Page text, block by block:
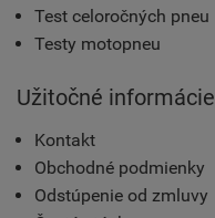
Test celoročných pneu
Testy motopneu
Užitočné informácie
Kontakt
Obchodné podmienky
Odstúpenie od zmluvy